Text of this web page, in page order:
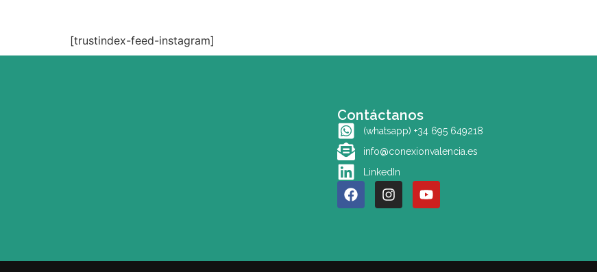
[trustindex-feed-instagram]
Contáctanos
(whatsapp) +34 695 649218
info@conexionvalencia.es
LinkedIn